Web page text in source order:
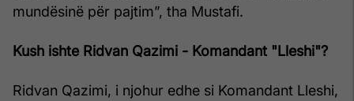
mundësinë për pajtim”, tha Mustafi.
Kush ishte Ridvan Qazimi - Komandant "Lleshi"?
Ridvan Qazimi, i njohur edhe si Komandant Lleshi,